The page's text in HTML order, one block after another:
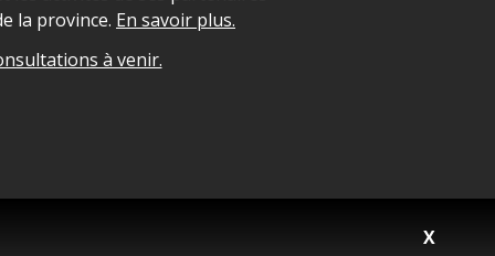
X
la province. En savoir plus.
à venir.